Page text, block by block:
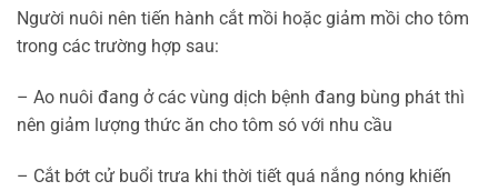
Người nuôi nên tiến hành cắt mồi hoặc giảm mồi cho tôm
trong các trường hợp sau:
– Ao nuôi đang ở các vùng dịch bệnh đang bùng phát thì
nên giảm lượng thức ăn cho tôm só với nhu cầu
– Cắt bớt cử buổi trưa khi thời tiết quá nắng nóng khiến